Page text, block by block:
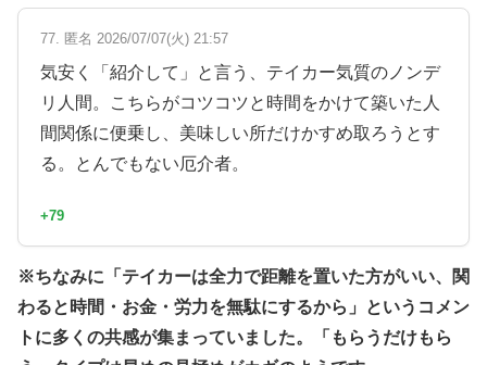
77. 匿名 2026/07/07(火) 21:57
気安く「紹介して」と言う、テイカー気質のノンデ
リ人間。こちらがコツコツと時間をかけて築いた人
間関係に便乗し、美味しい所だけかすめ取ろうとす
る。とんでもない厄介者。
+79
※ちなみに「テイカーは全力で距離を置いた方がいい、関
わると時間・お金・労力を無駄にするから」というコメン
トに多くの共感が集まっていました。「もらうだけもら